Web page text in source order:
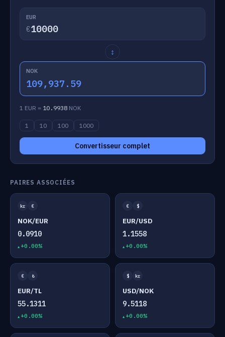
EUR
€
↕
NOK
109,937.59
1 EUR = 10.9938 NOK
1 10 100 1000
Convertisseur complet
PAIRES ASSOCIÉES
kr €
NOK/EUR
0.0910
+0.00%
€ $
EUR/USD
1.1558
+0.00%
€ ₺
EUR/TL
55.1311
+0.00%
$ kr
USD/NOK
9.5118
+0.00%